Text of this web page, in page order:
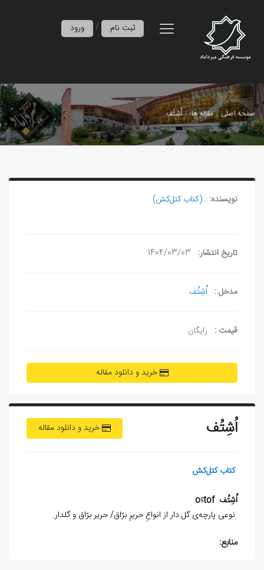
ورود / ثبت نام
صفحه اصلی مقاله ها اُشِتُف
نویسنده: (کتاب کتل‌کش)
تاریخ انتشار: 1404/03/03
مدخل : اُشِتُف
قیمت : رایگان
خرید و دانلود مقاله
خرید و دانلود مقاله اُشِتُف
کتاب کتل‌کش
اُشِتُف s̄tof
o
نوعی پارچه‌ی گل دار از انواعِ حریرِ برّاق/ حریر برّاق و گلدار.
منابع: